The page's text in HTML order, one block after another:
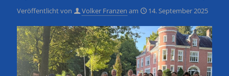
Veröffentlicht von Volker Franzen am 14. September 2025